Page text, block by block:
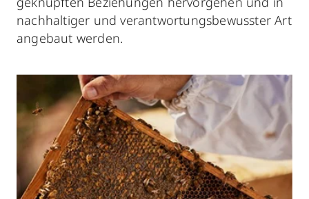
nachhaltiger und verantwortungsbewusster Art
angebaut werden.